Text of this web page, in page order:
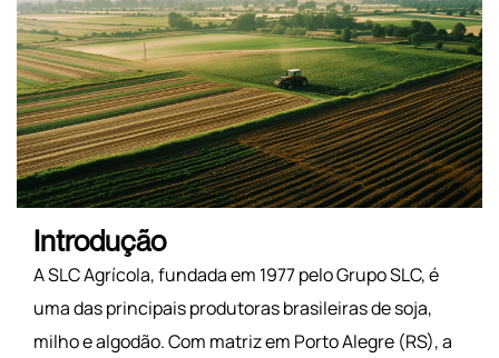
Introdução
A SLC Agrícola, fundada em 1977 pelo Grupo SLC, é
uma das principais produtoras brasileiras de soja,
milho e algodão. Com matriz em Porto Alegre (RS), a